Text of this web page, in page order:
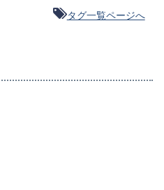
タグ一覧ページへ